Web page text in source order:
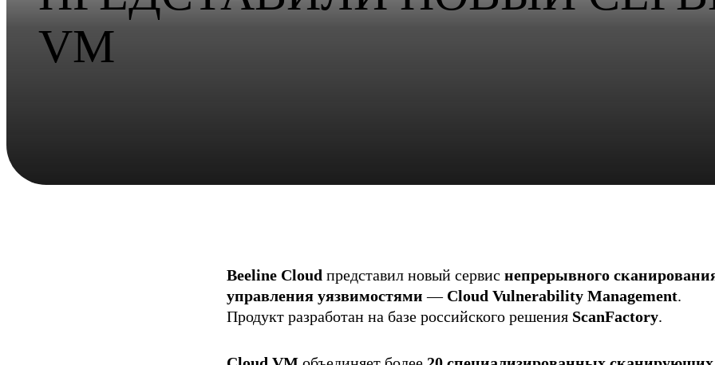
VM
Beeline Cloud представил новый сервис непрерывного
управления уязвимостями — Cloud Vulnerability Management.
Продукт разработан на базе российского решения ScanFactory.